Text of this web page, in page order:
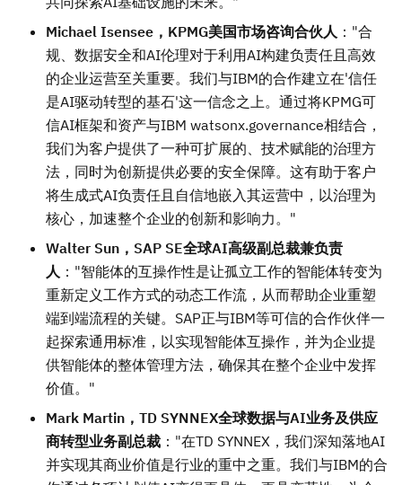
Michael Isensee，KPMG美国市场咨询合伙人 ："合
规、数据安全和AI伦理对于利用AI构建负责任且高效
的企业运营至关重要。我们与IBM的合作建立在'信任
是AI驱动转型的基石'这一信念之上。通过将KPMG可
信AI框架和资产与IBM watsonx.governance相结合，
我们为客户提供了一种可扩展的、技术赋能的治理方
法，同时为创新提供必要的安全保障。这有助于客户
将生成式AI负责任且自信地嵌入其运营中，以治理为
核心，加速整个企业的创新和影响力。"
Walter Sun，SAP SE全球AI高级副总裁兼负责
人 ："智能体的互操作性是让孤立工作的智能体转变为
重新定义工作方式的动态工作流，从而帮助企业重塑
端到端流程的关键。SAP正与IBM等可信的合作伙伴一
起探索通用标准，以实现智能体互操作，并为企业提
供智能体的整体管理方法，确保其在整个企业中发挥
价值。"
Mark Martin，TD SYNNEX全球数据与AI业务及供应
商转型业务副总裁 ："在TD SYNNEX，我们深知落地AI
并实现其商业价值是行业的重中之重。我们与IBM的合